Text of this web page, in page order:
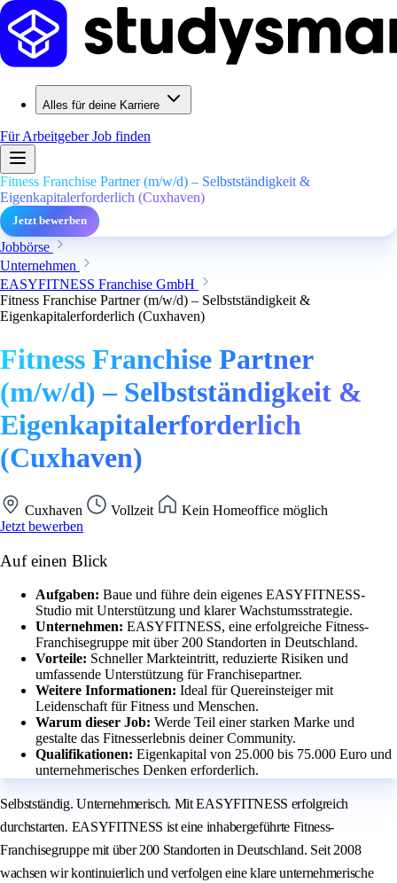
Alles für deine Karriere
Für ArbeitgeberJob finden
Fitness Franchise Partner (m/w/d) – Selbstständigkeit &
Eigenkapitalerforderlich (Cuxhaven)
Jetzt bewerben
Jobbörse
Unternehmen
EASYFITNESS Franchise GmbH
Fitness Franchise Partner (m/w/d) – Selbstständigkeit &
Eigenkapitalerforderlich (Cuxhaven)
Fitness Franchise Partner
(m/w/d) – Selbstständigkeit &
Eigenkapitalerforderlich
(Cuxhaven)
Cuxhaven Vollzeit
Kein Homeoffice möglich
Jetzt bewerben
Auf einen Blick
Aufgaben: Baue und führe dein eigenes EASYFITNESS-
Studio mit Unterstützung und klarer Wachstumsstrategie.
Unternehmen: EASYFITNESS, eine erfolgreiche Fitness-
Franchisegruppe mit über 200 Standorten in Deutschland.
Vorteile: Schneller Markteintritt, reduzierte Risiken und
umfassende Unterstützung für Franchisepartner.
Weitere Informationen: Ideal für Quereinsteiger mit
Leidenschaft für Fitness und Menschen.
Warum dieser Job: Werde Teil einer starken Marke und
gestalte das Fitnesserlebnis deiner Community.
Qualifikationen: Eigenkapital von 25.000 bis 75.000 Euro und
unternehmerisches Denken erforderlich.
Selbstständig. Unternehmerisch. Mit EASYFITNESS erfolgreich
durchstarten. EASYFITNESS ist eine inhabergeführte Fitness-
Franchisegruppe mit über 200 Standorten in Deutschland. Seit 2008
wachsen wir kontinuierlich und verfolgen eine klare unternehmerische